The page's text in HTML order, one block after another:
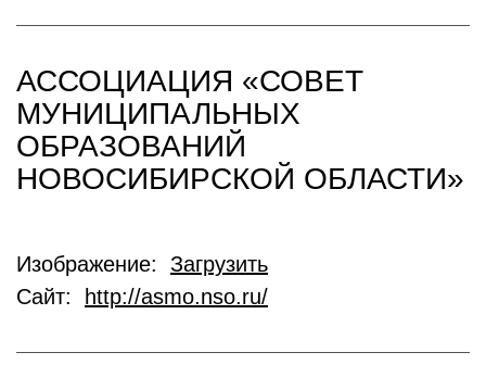
АССОЦИАЦИЯ «СОВЕТ
МУНИЦИПАЛЬНЫХ
ОБРАЗОВАНИЙ
НОВОСИБИРСКОЙ ОБЛАСТИ»
Изображение: Загрузить
Сайт:
http://asmo.nso.ru/